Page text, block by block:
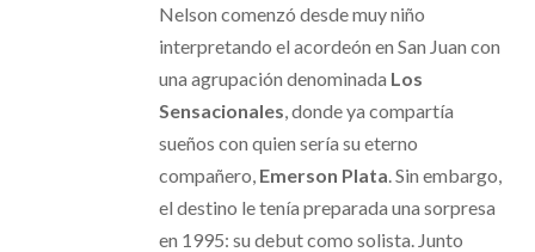
Nelson comenzó desde muy niño
interpretando el acordeón en San Juan con
una agrupación denominada Los
Sensacionales, donde ya compartía
sueños con quien sería su eterno
compañero, Emerson Plata. Sin embargo,
el destino le tenía preparada una sorpresa
en 1995: su debut como solista. Junto